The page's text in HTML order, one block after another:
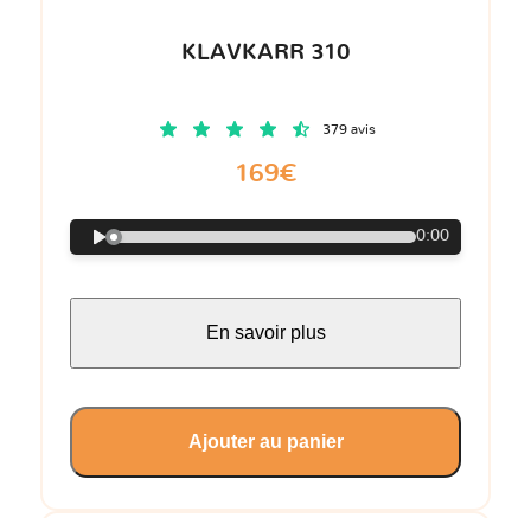
KLAVKARR 310
379 avis
169€
0:00
En savoir plus
Ajouter au panier